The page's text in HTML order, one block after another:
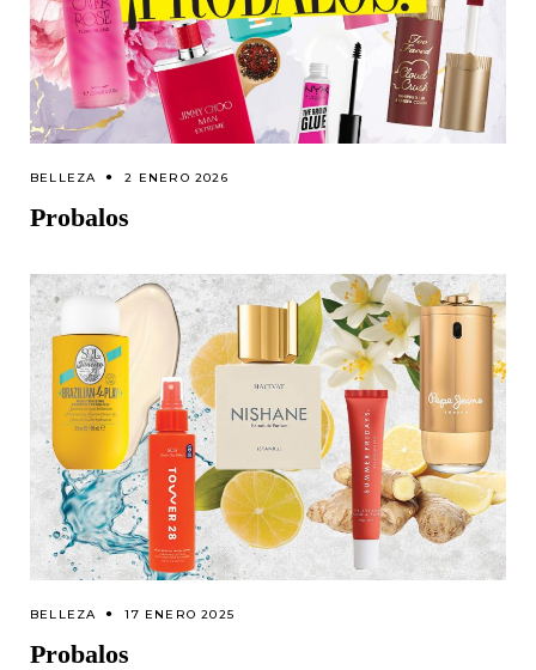
BELLEZA 2 ENERO 2026
Probalos
BELLEZA 17 ENERO 2025
Probalos